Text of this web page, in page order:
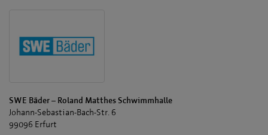
SWE Bäder – Roland Matthes Schwimmhalle
Johann-Sebastian-Bach-Str. 6
99096 Erfurt